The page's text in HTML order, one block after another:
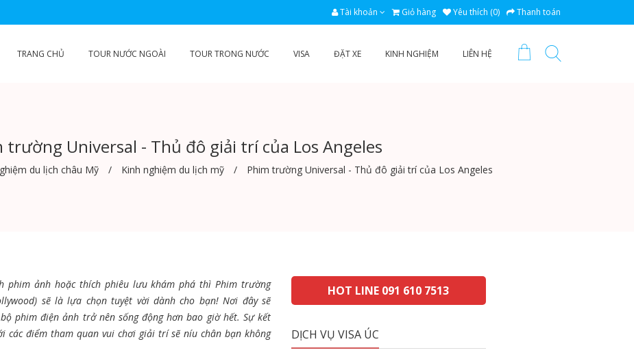
Tài khoản Giỏ hàng Yêu thích (0) Thanh toán
TRANG CHỦ TOUR NƯỚC NGOÀI TOUR TRONG NƯỚC VISA ĐẶT XE KINH NGHIỆM LIÊN HỆ
trường Universal - Thủ đô giải trí của Los Angeles
du lịch châu Mỹ Kinh nghiệm du lịch mỹ Phim trường Universal - Thủ đô giải trí của Los Angeles
phim ảnh hoặc thích phiêu lưu khám phá thì Phim trường
sẽ là lựa chọn tuyệt vời dành cho bạn! Nơi đây sẽ
phim điện ảnh trở nên sống động hơn bao giờ hết. Sự kết
các điểm tham quan vui chơi giải trí sẽ níu chân bạn không
HOT LINE 091 610 7513
DỊCH VỤ VISA ÚC